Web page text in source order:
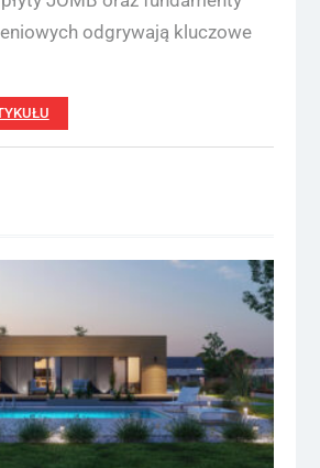
odgrywają kluczowe